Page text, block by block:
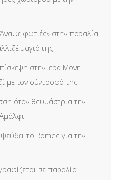
φωτιές» στην παραλία
μαγιό της
στην Ιερά Μονή
με τον σύντροφό της
όταν θαυμάστρια την
το Romeo για την
σε παραλία